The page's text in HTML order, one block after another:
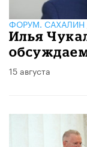
ФОРУМ. САХАЛИН
Илья
15 августа